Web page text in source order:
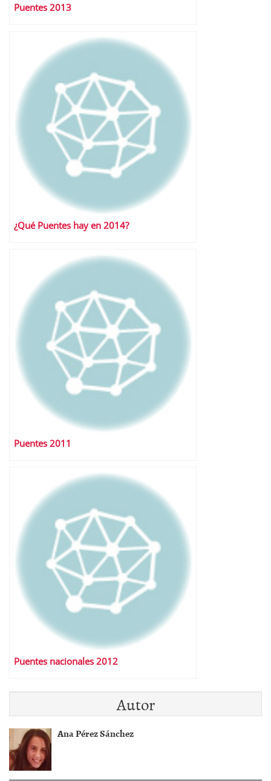
Puentes 2013
¿Qué Puentes hay en 2014?
Puentes 2011
Puentes nacionales 2012
Autor
Ana Pérez Sánchez